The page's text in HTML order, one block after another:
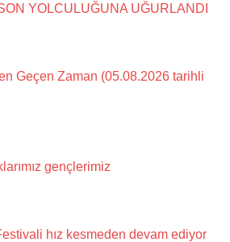
YOLCULUĞUNA UĞURLANDI
Geçen Zaman (05.08.2026 tarihli
gençlerimiz
hız kesmeden devam ediyor